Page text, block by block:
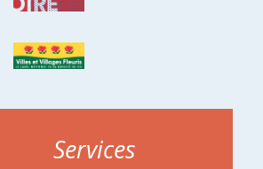
Services